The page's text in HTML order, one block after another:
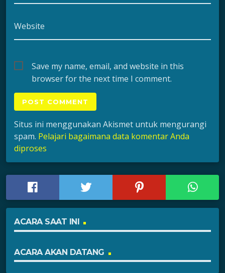
Website
Save my name, email, and website in this
browser for the next time I comment.
Situs ini menggunakan Akismet untuk mengurangi
spam. Pelajari bagaimana data komentar Anda
diproses
ACARA SAAT INI
ACARA AKAN DATANG